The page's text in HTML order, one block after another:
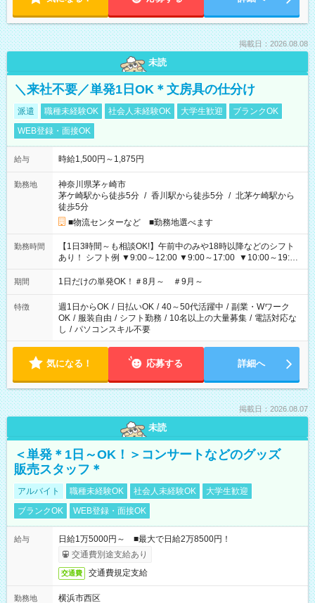
掲載日：2026.08.08
未読
＼来社不要／単発1日OK＊文房具の仕分け
派遣 職種未経験OK 社会人未経験OK 大学生歓迎
ブランクOK
WEB登録・面接OK
給与 時給1,500円～1,875円
勤務地
神奈川県茅ヶ崎市
茅ケ崎駅から徒歩5分 / 香川駅から徒歩5分 / 北茅ケ崎駅から
徒歩5分
■物流センターなど ■勤務地選べます
勤務時間
【1日3時間～も相談OK!】午前中のみや18時以降などのシフト
あり！ シフト例 ▼9:00～12:00 ▼9:00～17:00 ▼10:00～19:00
▼18:00～21:00
期間 1日だけの単発OK！＃8月～ ＃9月～
特徴 週1日からOK / 日払いOK / 40～50代活躍中 / 副業・Wワーク
OK / 服装自由 / シフト勤務 / 10名以上の大量募集 / 電話対応な
し / パソコンスキル不要
気になる！ 応募する 詳細へ
掲載日：2026.08.07
未読
＜単発＊1日～OK！＞コンサートなどのグッズ
販売スタッフ＊
アルバイト 職種未経験OK 社会人未経験OK
大学生歓迎
ブランクOK
WEB登録・面接OK
給与
日給1万5000円～ ■最大で日給2万8500円！
交通費別途支給あり
交通費 交通費規定支給
勤務地 横浜市西区